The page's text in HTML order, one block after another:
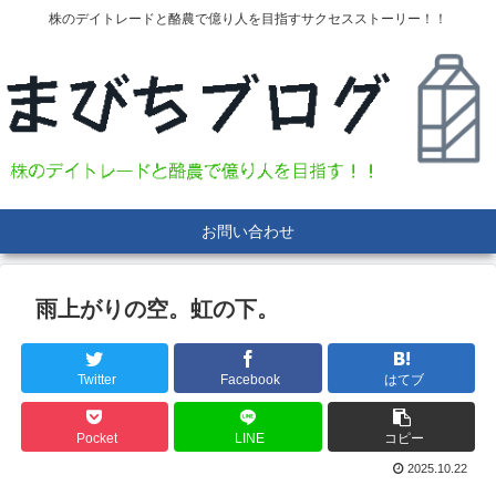
株のデイトレードと酪農で億り人を目指すサクセスストーリー！！
お問い合わせ
雨上がりの空。虹の下。
Twitter Facebook はてブ
Pocket LINE コピー
2025.10.22